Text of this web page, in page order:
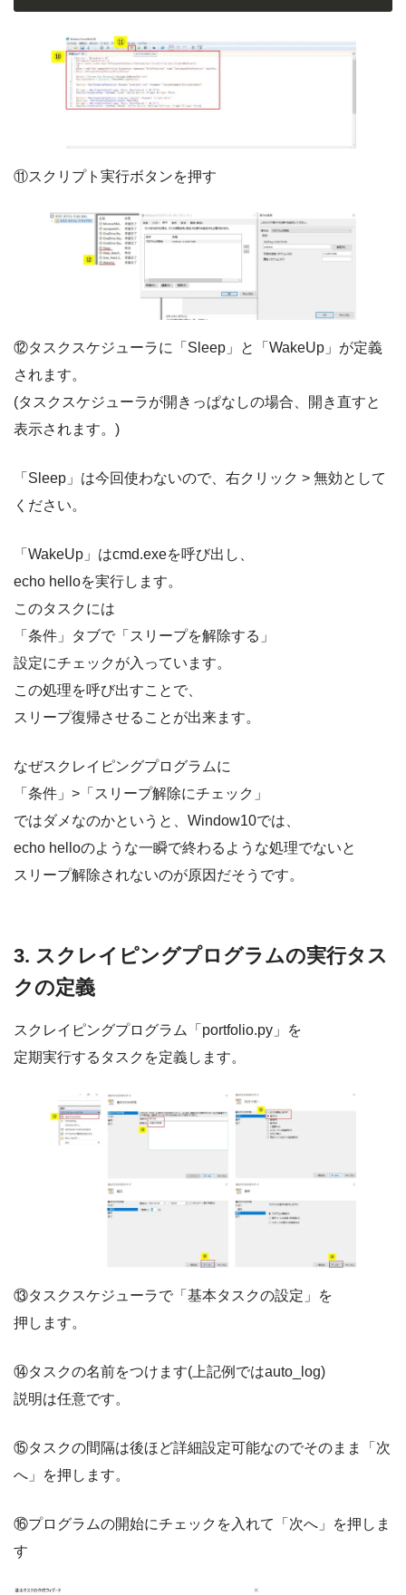
⑪スクリプト実行ボタンを押す
⑫タスクスケジューラに「Sleep」と「WakeUp」が定義
されます。
(タスクスケジューラが開きっぱなしの場合、開き直すと
表示されます。)
「Sleep」は今回使わないので、右クリック > 無効として
ください。
「WakeUp」はcmd.exeを呼び出し、
echo helloを実行します。
このタスクには
「条件」タブで「スリープを解除する」
設定にチェックが入っています。
この処理を呼び出すことで、
スリープ復帰させることが出来ます。
なぜスクレイピングプログラムに
「条件」>「スリープ解除にチェック」
ではダメなのかというと、Window10では、
echo helloのような一瞬で終わるような処理でないと
スリープ解除されないのが原因だそうです。
3. スクレイピングプログラムの実行タス
クの定義
スクレイピングプログラム「portfolio.py」を
定期実行するタスクを定義します。
⑬タスクスケジューラで「基本タスクの設定」を
押します。
⑭タスクの名前をつけます(上記例ではauto_log)
説明は任意です。
⑮タスクの間隔は後ほど詳細設定可能なのでそのまま「次
へ」を押します。
⑯プログラムの開始にチェックを入れて「次へ」を押しま
す